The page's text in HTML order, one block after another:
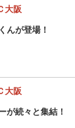
大阪
んが登場！
大阪
が続々と集結！